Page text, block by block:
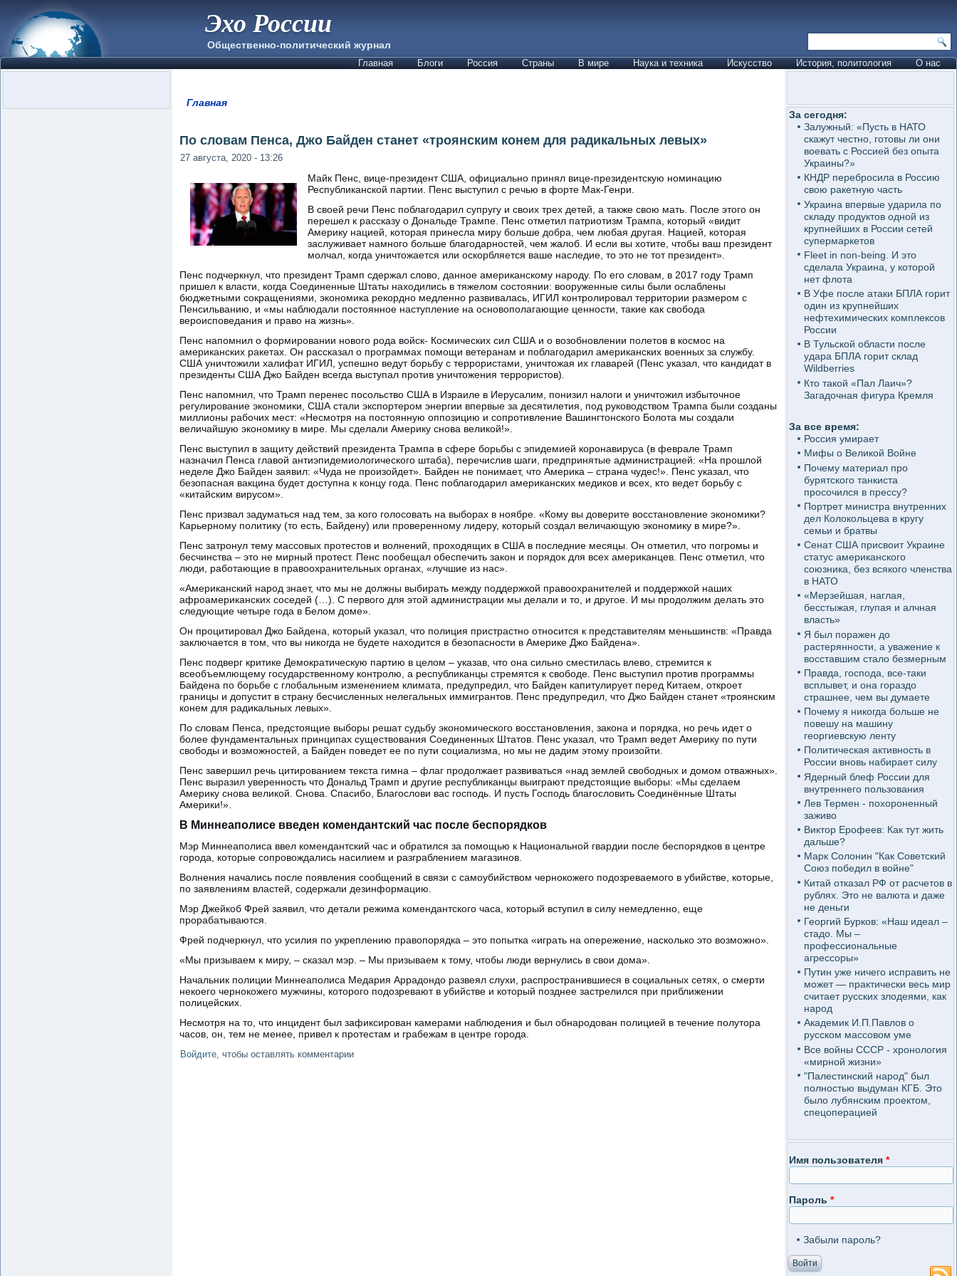
Эхо России
Общественно-политический журнал
Главная Блоги Россия Страны В мире Наука и техника Искусство История, политология О нас
Главная
По словам Пенса, Джо Байден станет «троянским конем для радикальных левых»
27 августа, 2020 - 13:26
Майк Пенс, вице-президент США, официально принял вице-президентскую номинацию
Республиканской партии. Пенс выступил с речью в форте Мак-Генри.
В своей речи Пенс поблагодарил супругу и своих трех детей, а также свою мать. После этого он
перешел к рассказу о Дональде Трампе. Пенс отметил патриотизм Трампа, который «видит
Америку нацией, которая принесла миру больше добра, чем любая другая. Нацией, которая
заслуживает намного больше благодарностей, чем жалоб. И если вы хотите, чтобы ваш президент
молчал, когда уничтожается или оскорбляется ваше наследие, то это не тот президент».
Пенс подчеркнул, что президент Трамп сдержал слово, данное американскому народу. По его словам, в 2017 году Трамп
пришел к власти, когда Соединенные Штаты находились в тяжелом состоянии: вооруженные силы были ослаблены
бюджетными сокращениями, экономика рекордно медленно развивалась, ИГИЛ контролировал территории размером с
Пенсильванию, и «мы наблюдали постоянное наступление на основополагающие ценности, такие как свобода
вероисповедания и право на жизнь».
Пенс напомнил о формировании нового рода войск- Космических сил США и о возобновлении полетов в космос на
американских ракетах. Он рассказал о программах помощи ветеранам и поблагодарил американских военных за службу.
США уничтожили халифат ИГИЛ, успешно ведут борьбу с террористами, уничтожая их главарей (Пенс указал, что кандидат в
президенты США Джо Байден всегда выступал против уничтожения террористов).
Пенс напомнил, что Трамп перенес посольство США в Израиле в Иерусалим, понизил налоги и уничтожил избыточное
регулирование экономики, США стали экспортером энергии впервые за десятилетия, под руководством Трампа были созданы
миллионы рабочих мест: «Несмотря на постоянную оппозицию и сопротивление Вашингтонского Болота мы создали
величайшую экономику в мире. Мы сделали Америку снова великой!».
Пенс выступил в защиту действий президента Трампа в сфере борьбы с эпидемией коронавируса (в феврале Трамп
назначил Пенса главой антиэпидемиологического штаба), перечислив шаги, предпринятые администрацией: «На прошлой
неделе Джо Байден заявил: «Чуда не произойдет». Байден не понимает, что Америка – страна чудес!». Пенс указал, что
безопасная вакцина будет доступна к концу года. Пенс поблагодарил американских медиков и всех, кто ведет борьбу с
«китайским вирусом».
Пенс призвал задуматься над тем, за кого голосовать на выборах в ноябре. «Кому вы доверите восстановление экономики?
Карьерному политику (то есть, Байдену) или проверенному лидеру, который создал величающую экономику в мире?».
Пенс затронул тему массовых протестов и волнений, проходящих в США в последние месяцы. Он отметил, что погромы и
бесчинства – это не мирный протест. Пенс пообещал обеспечить закон и порядок для всех американцев. Пенс отметил, что
люди, работающие в правоохранительных органах, «лучшие из нас».
«Американский народ знает, что мы не должны выбирать между поддержкой правоохранителей и поддержкой наших
афроамериканских соседей (…). С первого для этой администрации мы делали и то, и другое. И мы продолжим делать это
следующие четыре года в Белом доме».
Он процитировал Джо Байдена, который указал, что полиция пристрастно относится к представителям меньшинств: «Правда
заключается в том, что вы никогда не будете находится в безопасности в Америке Джо Байдена».
Пенс подверг критике Демократическую партию в целом – указав, что она сильно сместилась влево, стремится к
всеобъемлющему государственному контролю, а республиканцы стремятся к свободе. Пенс выступил против программы
Байдена по борьбе с глобальным изменением климата, предупредил, что Байден капитулирует перед Китаем, откроет
границы и допустит в страну бесчисленных нелегальных иммигрантов. Пенс предупредил, что Джо Байден станет «троянским
конем для радикальных левых».
По словам Пенса, предстоящие выборы решат судьбу экономического восстановления, закона и порядка, но речь идет о
более фундаментальных принципах существования Соединенных Штатов. Пенс указал, что Трамп ведет Америку по пути
свободы и возможностей, а Байден поведет ее по пути социализма, но мы не дадим этому произойти.
Пенс завершил речь цитированием текста гимна – флаг продолжает развиваться «над землей свободных и домом отважных».
Пенс выразил уверенность что Дональд Трамп и другие республиканцы выиграют предстоящие выборы: «Мы сделаем
Америку снова великой. Снова. Спасибо, Благослови вас господь. И пусть Господь благословить Соединённые Штаты
Америки!».
В Миннеаполисе введен комендантский час после беспорядков
Мэр Миннеаполиса ввел комендантский час и обратился за помощью к Национальной гвардии после беспорядков в центре
города, которые сопровождались насилием и разграблением магазинов.
Волнения начались после появления сообщений в связи с самоубийством чернокожего подозреваемого в убийстве, которые,
по заявлениям властей, содержали дезинформацию.
Мэр Джейкоб Фрей заявил, что детали режима комендантского часа, который вступил в силу немедленно, еще
прорабатываются.
Фрей подчеркнул, что усилия по укреплению правопорядка – это попытка «играть на опережение, насколько это возможно».
«Мы призываем к миру, – сказал мэр. – Мы призываем к тому, чтобы люди вернулись в свои дома».
Начальник полиции Миннеаполиса Медария Аррадондо развеял слухи, распространившиеся в социальных сетях, о смерти
некоего чернокожего мужчины, которого подозревают в убийстве и который позднее застрелился при приближении
полицейских.
Несмотря на то, что инцидент был зафиксирован камерами наблюдения и был обнародован полицией в течение полутора
часов, он, тем не менее, привел к протестам и грабежам в центре города.
Войдите , чтобы оставлять комментарии
За сегодня:
Залужный: «Пусть в НАТО
скажут честно, готовы ли они
воевать с Россией без опыта
Украины?»
КНДР перебросила в Россию
свою ракетную часть
Украина впервые ударила по
складу продуктов одной из
крупнейших в России сетей
супермаркетов
Fleet in non-being. И это
сделала Украина, у которой
нет флота
В Уфе после атаки БПЛА горит
один из крупнейших
нефтехимических комплексов
России
В Тульской области после
удара БПЛА горит склад
Wildberries
Кто такой «Пал Лаич»?
Загадочная фигура Кремля
За все время:
Россия умирает
Мифы о Великой Войне
Почему материал про
бурятского танкиста
просочился в прессу?
Портрет министра внутренних
дел Колокольцева в кругу
семьи и братвы
Сенат США присвоит Украине
статус американского
союзника, без всякого членства
в НАТО
«Мерзейшая, наглая,
бесстыжая, глупая и алчная
власть»
Я был поражен до
растерянности, а уважение к
восставшим стало безмерным
Правда, господа, все-таки
всплывет, и она гораздо
страшнее, чем вы думаете
Почему я никогда больше не
повешу на машину
георгиевскую ленту
Политическая активность в
России вновь набирает силу
Ядерный блеф России для
внутреннего пользования
Лев Термен - похороненный
заживо
Виктор Ерофеев: Как тут жить
дальше?
Марк Солонин "Как Советский
Союз победил в войне"
Китай отказал РФ от расчетов в
рублях. Это не валюта и даже
не деньги
Георгий Бурков: «Наш идеал –
стадо. Мы –
профессиональные
агрессоры»
Путин уже ничего исправить не
может — практически весь мир
считает русских злодеями, как
народ
Академик И.П.Павлов о
русском массовом уме
Все войны СССР - хронология
«мирной жизни»
"Палестинский народ" был
полностью выдуман КГБ. Это
было лубянским проектом,
спецоперацией
Имя пользователя *
Пароль *
Забыли пароль?